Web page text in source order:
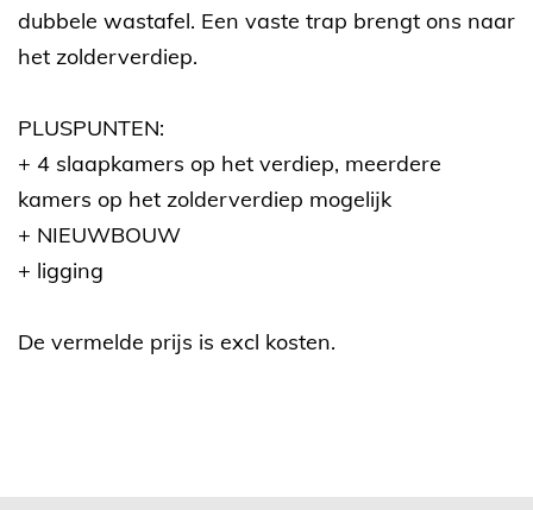
dubbele wastafel. Een vaste trap brengt ons naar
het zolderverdiep.
PLUSPUNTEN:
+ 4 slaapkamers op het verdiep, meerdere
kamers op het zolderverdiep mogelijk
+ NIEUWBOUW
+ ligging
De vermelde prijs is excl kosten.